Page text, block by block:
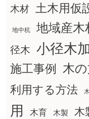
木材
土木用仮
地中杭 地域産木
径木 小径木
施工事例
木
利用する方法
用
木育 木製 木